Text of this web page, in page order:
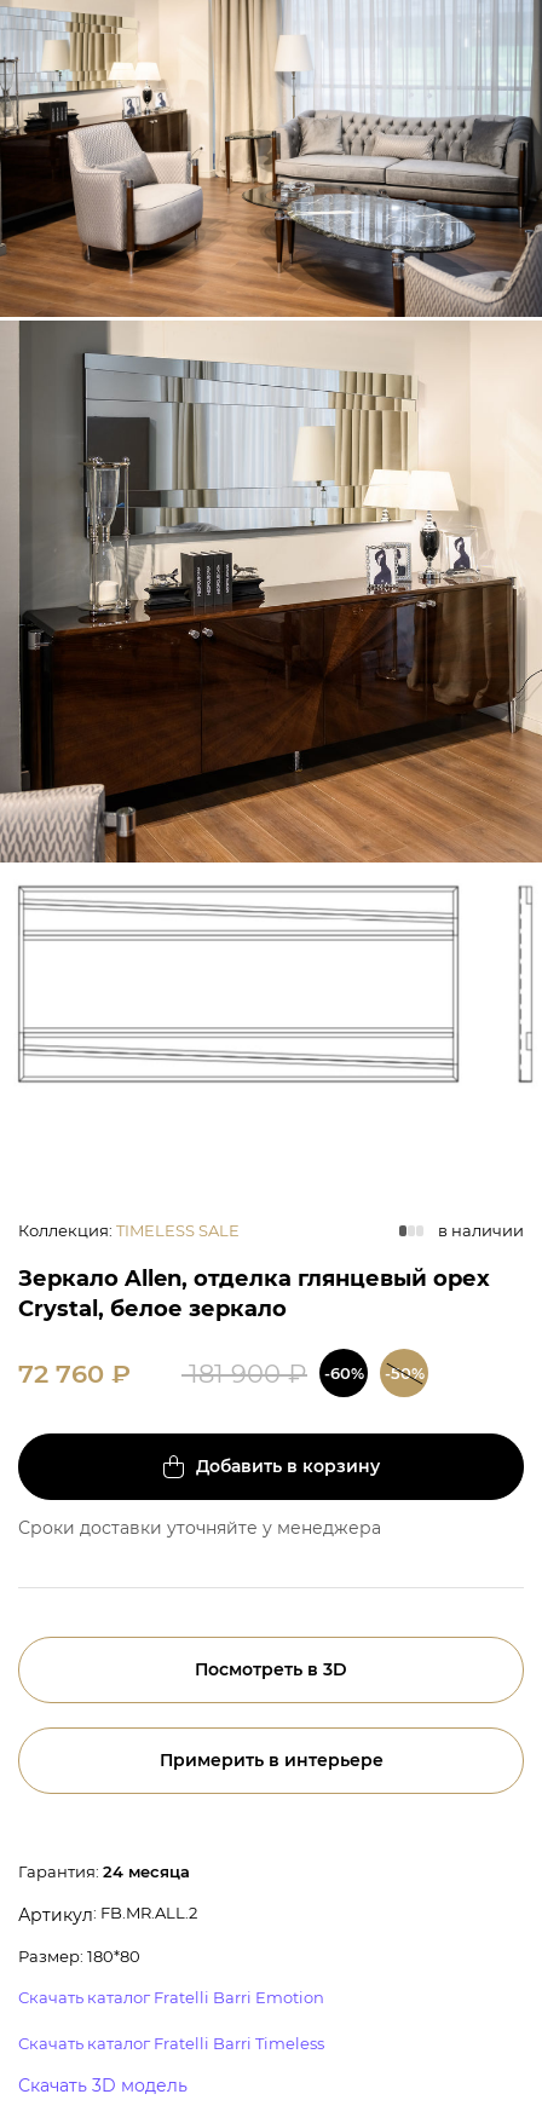
Коллекция: TIMELESS SALE в наличии
Зеркало Allen, отделка глянцевый орех
Crystal, белое зеркало
72 760 ₽ 181 900₽ -60% -50%
Добавить в корзину
Сроки доставки уточняйте у менеджера
Посмотреть в 3D
Примерить в интерьере
Гарантия: 24 месяца
Артикул: FB.MR.ALL.2
Размер: 180*80
Скачать каталог Fratelli Barri Emotion
Скачать каталог Fratelli Barri Timeless
Скачать 3D модель